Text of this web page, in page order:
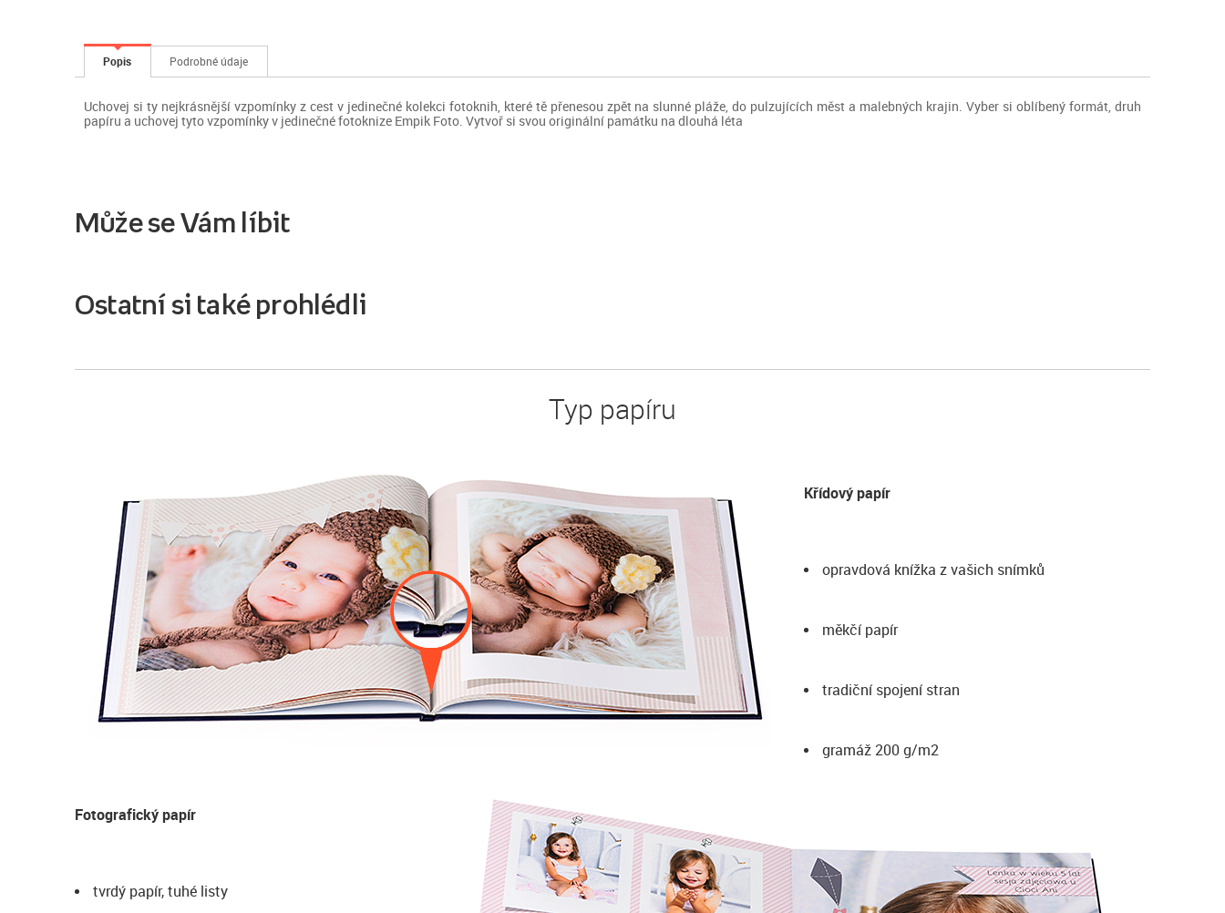
Popis Podrobné údaje
Uchovej si ty nejkrásnější vzpomínky z cest v jedinečné kolekci fotoknih, které tě přenesou zpět na slunné pláže, do pulzujících měst a malebných krajin. Vyber si oblíbený formát, druh
papíru a uchovej tyto vzpomínky v jedinečné fotoknize Empik Foto. Vytvoř si svou originální památku na dlouhá léta
Může se Vám líbit
Ostatní si také prohlédli
Typ papíru
Křídový papír
opravdová knížka z vašich snímků
měkčí papír
tradiční spojení stran
gramáž 200 g/m2
Fotografický papír
tvrdý papír, tuhé listy